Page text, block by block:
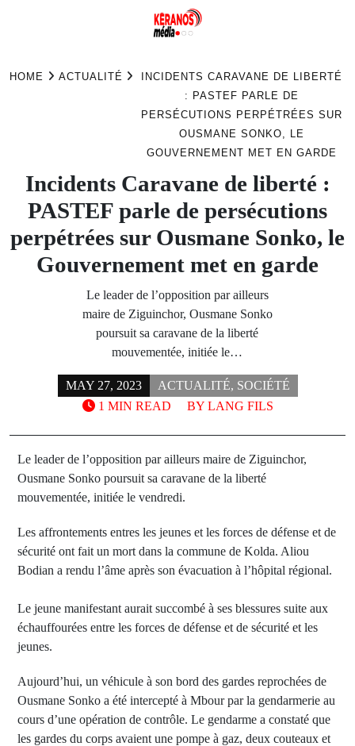
HOME ACTUALITÉ
INCIDENTS CARAVANE DE LIBERTÉ
: PASTEF PARLE DE
PERSÉCUTIONS PERPÉTRÉES SUR
OUSMANE SONKO, LE
GOUVERNEMENT MET EN GARDE
Incidents Caravane de liberté :
PASTEF parle de persécutions
perpétrées sur Ousmane Sonko, le
Gouvernement met en garde
Le leader de l’opposition par ailleurs
maire de Ziguinchor, Ousmane Sonko
poursuit sa caravane de la liberté
mouvementée, initiée le…
MAY 27, 2023 ACTUALITÉ, SOCIÉTÉ
BY LANG FILS
1 MIN READ
Le leader de l’opposition par ailleurs maire de Ziguinchor,
Ousmane Sonko poursuit sa caravane de la liberté
mouvementée, initiée le vendredi.
Les affrontements entres les jeunes et les forces de défense et de
sécurité ont fait un mort dans la commune de Kolda. Aliou
Bodian a rendu l’âme après son évacuation à l’hôpital régional.
Le jeune manifestant aurait succombé à ses blessures suite aux
échauffourées entre les forces de défense et de sécurité et les
jeunes.
Aujourd’hui, un véhicule à son bord des gardes reprochées de
Ousmane Sonko a été intercepté à Mbour par la gendarmerie au
cours d’une opération de contrôle. Le gendarme a constaté que
les gardes du corps avaient une pompe à gaz, deux couteaux et